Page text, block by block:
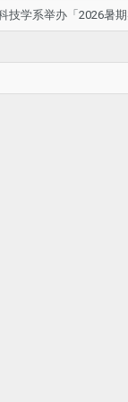
技学系举办「2026暑